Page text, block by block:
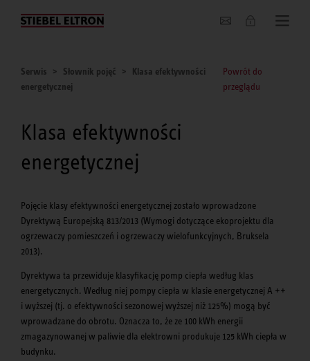
O nas
Serwis Słownik pojęć
Klasa efektywności
energetycznej
Powrót do
przeglądu
Klasa efektywności
energetycznej
Pojęcie klasy efektywności energetycznej zostało wprowadzone
Dyrektywą Europejską 813/2013 (Wymogi dotyczące ekoprojektu dla
ogrzewaczy pomieszczeń i ogrzewaczy wielofunkcyjnych, Bruksela
2013).
Dyrektywa ta przewiduje klasyfikację pomp ciepła według klas
energetycznych. Według niej pompy ciepła w klasie energetycznej A ++
i wyższej (tj. o efektywności sezonowej wyższej niż 125%) mogą być
wprowadzane do obrotu. Oznacza to, że ze 100 kWh energii
zmagazynowanej w paliwie dla elektrowni produkuje 125 kWh ciepła w
budynku.